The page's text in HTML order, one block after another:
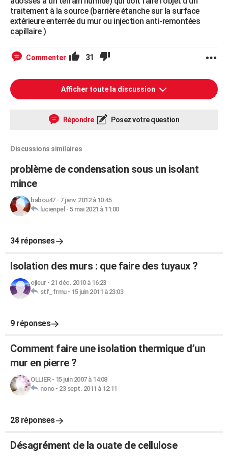
traitement à la source (barrière étanche sur la surface
extérieure enterrée du mur ou injection anti-remontées
capillaire )
Commenter 31
Afficher toute la discussion
Répondre Posez votre question
Discussions similaires
problème de condensation sous un isolant
mince
babou47- 7 janv. 2012 à 10:45
lucienpel - 5 mai 2021 à 11:00
34 réponses
Isolation des murs : que faire des tuyaux ?
ojieur- 21 déc. 2010 à 16:23
stf_frmu- 15 juin 2011 à 23:03
9 réponses
Comment faire une isolation thermique d’un
mur en pierre ?
OLLIER- 15 juin 2007 à 14:08
nono- 23 sept. 2011 à 12:11
28 réponses
Désagrément de la ouate de cellulose